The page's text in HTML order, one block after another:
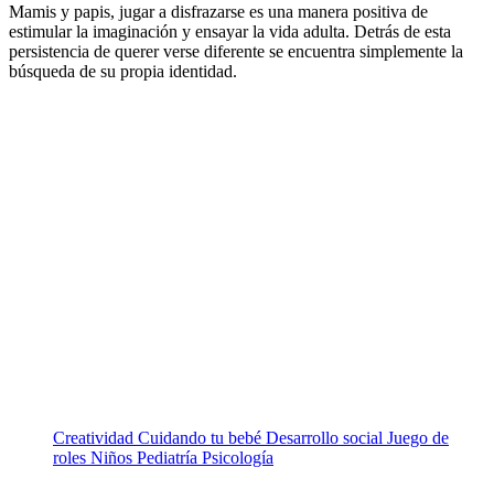
Mamis y papis, jugar a disfrazarse es una manera positiva de
estimular la imaginación y ensayar la vida adulta. Detrás de esta
persistencia de querer verse diferente se encuentra simplemente la
búsqueda de su propia identidad.
Creatividad Cuidando tu bebé Desarrollo social Juego de
roles Niños Pediatría Psicología